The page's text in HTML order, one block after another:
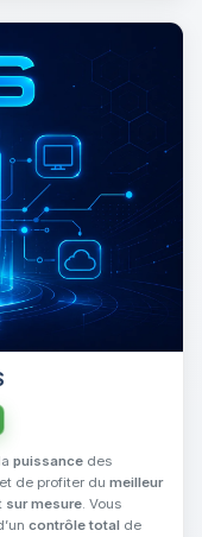
puissance des
de profiter du meilleur
sur mesure. Vous
contrôle total de